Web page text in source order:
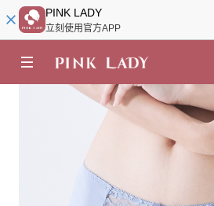
PINK LADY
立刻使用官方APP